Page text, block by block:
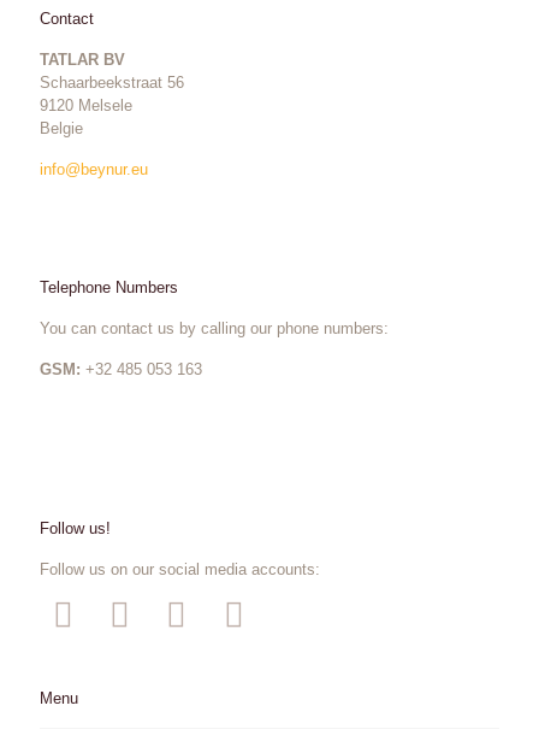
Contact
TATLAR BV
Schaarbeekstraat 56
9120 Melsele
Belgie
info@beynur.eu
Telephone Numbers
You can contact us by calling our phone numbers:
GSM: +32 485 053 163
Follow us!
Follow us on our social media accounts:
Menu